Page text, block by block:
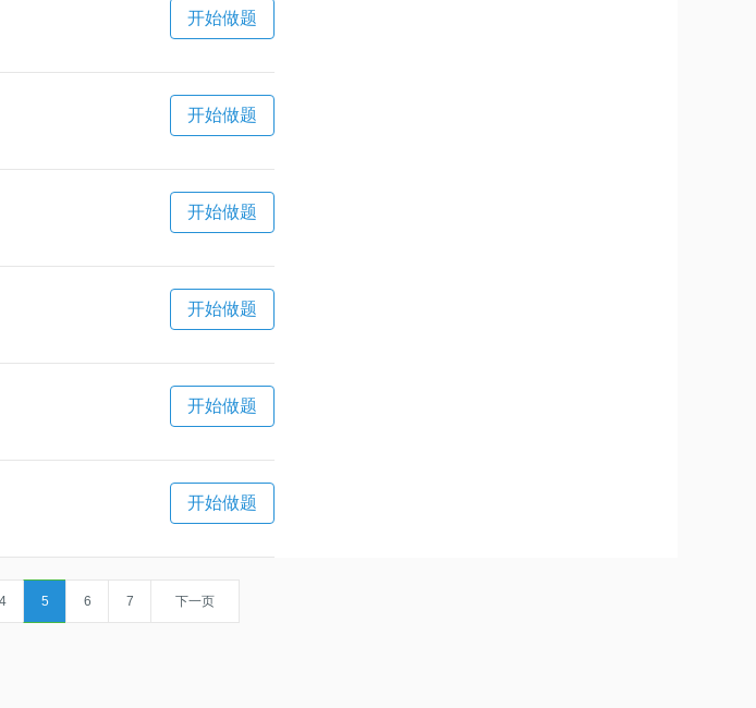
开始做题
开始做题
开始做题
开始做题
开始做题
开始做题
4 5 6 7 下一页